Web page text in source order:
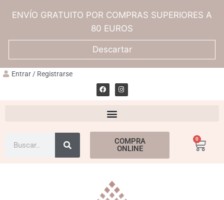
ENVÍO GRATUITO POR COMPRAS SUPERIORES A
80 EUROS
Descartar
Entrar / Registrarse
COMPRA
ONLINE
0